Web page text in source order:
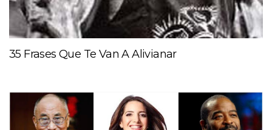
35 Frases Que Te Van A Alivianar